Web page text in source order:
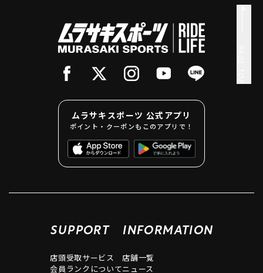
ムラサキスポーツ 公式アプリ
ポイント・クーポンもこのアプリで！
SUPPORT
店頭受取サービス
会員ランクについて
INFORMATION
店舗一覧
ニュース